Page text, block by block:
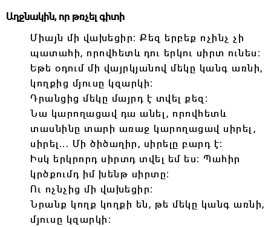
Աղջնակին, որ թռչել գիտի
Միայն մի վախեցիր։ Քեզ երբեք ոչինչ չի
պատահի, որովհետև դու երկու սիրտ ունես։
Եթե օդում մի վայրկյանով մեկը կանգ առնի,
կողքից մյուսը կզարկի։
Դրանցից մեկը մայրդ է տվել քեզ։
Նա կարողացավ դա անել, որովհետև
տասնինը տարի առաջ կարողացավ սիրել,
սիրել․․․ Մի ծիծաղիր, սիրելը բարդ է։
Իսկ երկրորդ սիրտդ տվել եմ ես։ Պահիր
կրծքումդ իմ խենթ սիրտը։
Ու ոչնչից մի վախեցիր։
Նրանք կողք կողքի են, թե մեկը կանգ առնի,
մյուսը կզարկի։